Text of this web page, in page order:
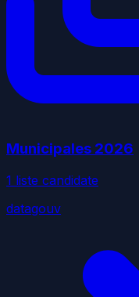
Municipales 2026
1 liste candidate
datagouv